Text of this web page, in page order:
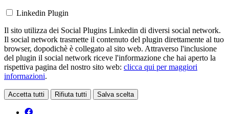
Linkedin Plugin
Il sito utilizza dei Social Plugins Linkedin di diversi social network.
Il social network trasmette il contenuto del plugin direttamente al tuo
browser, dopodichè è collegato al sito web. Attraverso l'inclusione
del plugin il social network riceve l'informazione che hai aperto la
rispettiva pagina del nostro sito web: clicca qui per maggiori
informazioni.
Accetta tutti Rifiuta tutti Salva scelta